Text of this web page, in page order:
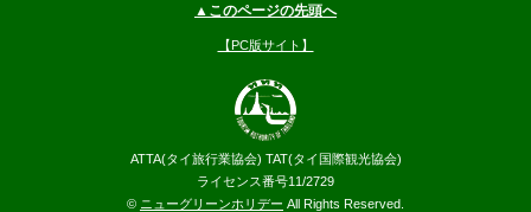
▲このページの先頭へ
【PC版サイト】
ATTA(タイ旅行業協会) TAT(タイ国際観光協会)
ライセンス番号11/2729
© ニューグリーンホリデー All Rights Reserved.